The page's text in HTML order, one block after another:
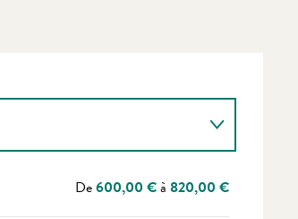
De600,00 €à820,00 €